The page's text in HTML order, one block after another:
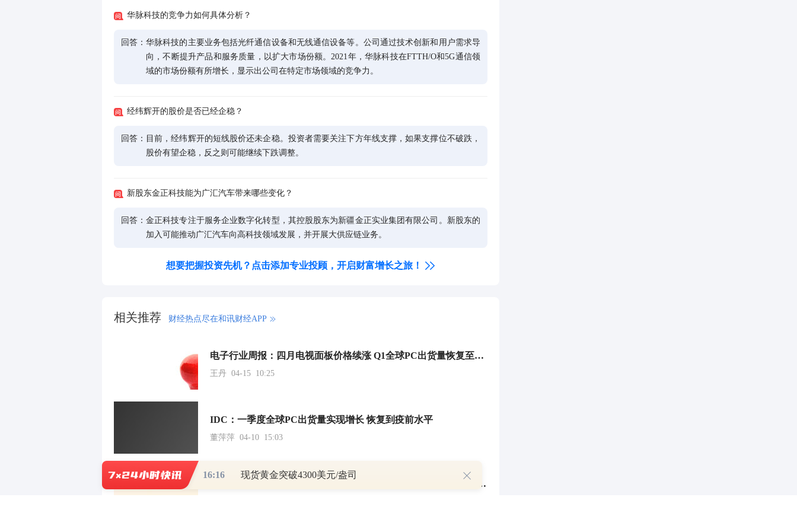
华脉科技的竞争力如何具体分析？
回答： 华脉科技的主要业务包括光纤通信设备和无线通信设备等。公司通过技术创新和用户需求导
向，不断提升产品和服务质量，以扩大市场份额。2021年，华脉科技在FTTH/O和5G通信领
域的市场份额有所增长，显示出公司在特定市场领域的竞争力。
经纬辉开的股价是否已经企稳？
回答： 目前，经纬辉开的短线股价还未企稳。投资者需要关注下方年线支撑，如果支撑位不破跌，
股价有望企稳，反之则可能继续下跌调整。
新股东金正科技能为广汇汽车带来哪些变化？
回答： 金正科技专注于服务企业数字化转型，其控股股东为新疆金正实业集团有限公司。新股东的
加入可能推动广汇汽车向高科技领域发展，并开展大供应链业务。
想要把握投资先机？点击添加专业投顾，开启财富增长之旅！
相关推荐 财经热点尽在和讯财经APP
电子行业周报：四月电视面板价格续涨 Q1全球PC出货量恢复至疫前水平
王丹 04-15 10:25
IDC：一季度全球PC出货量实现增长 恢复到疫前水平
董萍萍 04-10 15:03
2024年Q1全球PC市场逆势上扬3.2%，笔记本出货量激增4.2%领跑复苏！
16:16 现货黄金突破4300美元/盎司